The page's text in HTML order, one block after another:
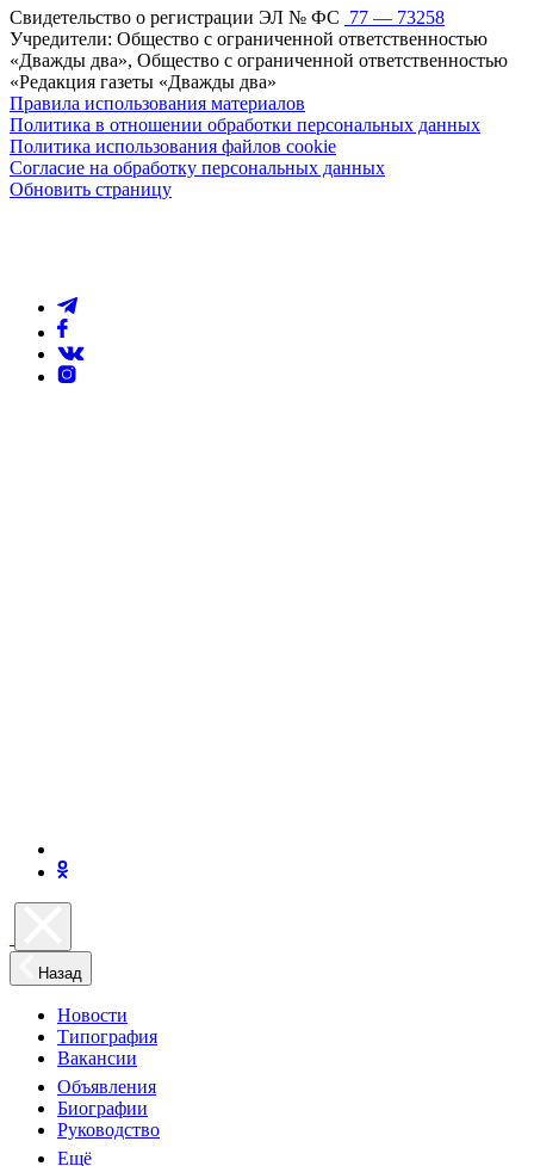
Свидетельство о регистрации ЭЛ № ФС 77 — 73258
Учредители: Общество с ограниченной ответственностью
«Дважды два», Общество с ограниченной ответственностью
«Редакция газеты «Дважды два»
Правила использования материалов
Политика в отношении обработки персональных данных
Политика использования файлов cookie
Согласие на обработку персональных данных
Обновить страницу
Назад
Новости
Типография
Вакансии
Объявления
Биографии
Руководство
Ещё